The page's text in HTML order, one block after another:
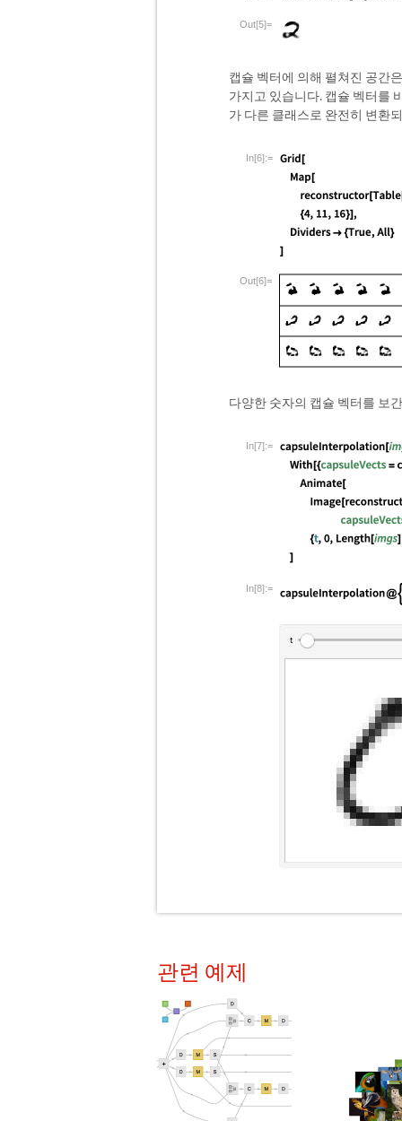
Out[5]=
캡슐 벡터에 의해 펼쳐진 공간
가지고 있습니다. 캡슐 벡터를
가 다른 클래스로 완전히 변환
In[6]:=
Out[6]=
다양한 숫자의 캡슐 벡터를 보
In[7]:=
In[8]:=
관련 예제